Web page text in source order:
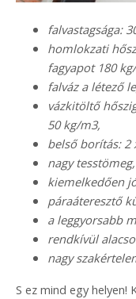
falvastagsága:
homlokzati
fagyapot 180
falváz a létező
vázkitöltő
50 kg/m3,
belső borítás: 2
nagy
kiemelkedően
páraáteresztő
a leggyorsabb
rendkívül
nagy
S ez mind egy helyen!